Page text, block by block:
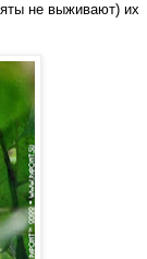
не выживают) их